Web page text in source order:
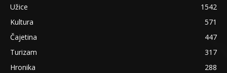
Užice
1542
Kultura
571
Čajetina
447
Turizam
317
Hronika
288